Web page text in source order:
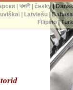
|বাঙ্গালী|česky|
| Latviešu|
Filipino|